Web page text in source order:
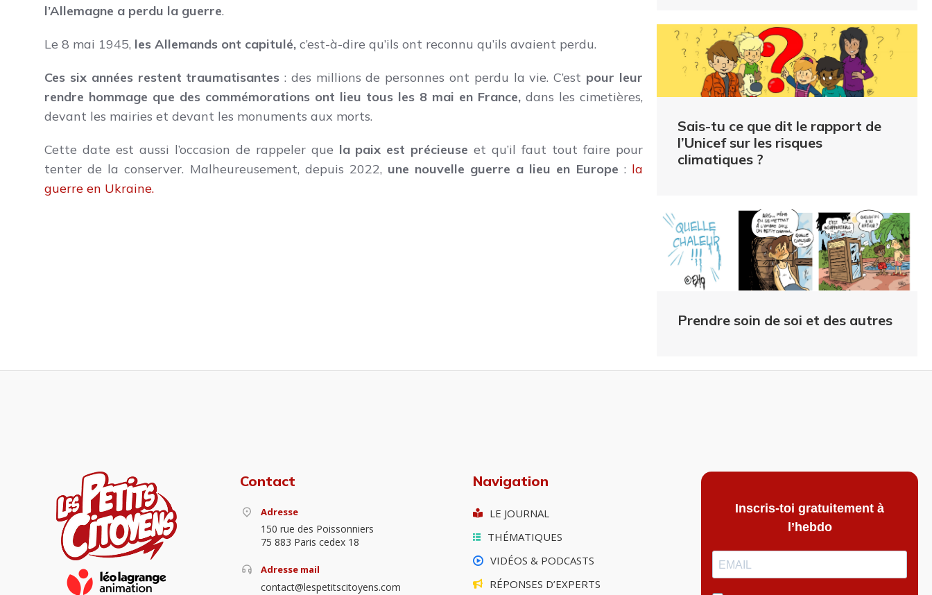
Sais-tu ce que dit le rapport de
l’Unicef sur les risques
climatiques ?
Prendre soin de soi et des autres
l’Allemagne a perdu la guerre.
Le 8 mai 1945, les Allemands ont capitulé, c’est-à-dire qu’ils ont reconnu qu’ils avaient perdu.
Ces six années restent traumatisantes : des millions de personnes ont perdu la vie. C’est pour leur
rendre hommage que des commémorations ont lieu tous les 8 mai en France, dans les cimetières,
devant les mairies et devant les monuments aux morts.
Cette date est aussi l’occasion de rappeler que la paix est précieuse et qu’il faut tout faire pour
tenter de la conserver. Malheureusement, depuis 2022, une nouvelle guerre a lieu en Europe : la
guerre en Ukraine.
Contact
Adresse
150 rue des Poissonniers
75 883 Paris cedex 18
Adresse mail
contact@lespetitscitoyens.com
Navigation
LE JOURNAL
THÉMATIQUES
VIDÉOS & PODCASTS
RÉPONSES D’EXPERTS